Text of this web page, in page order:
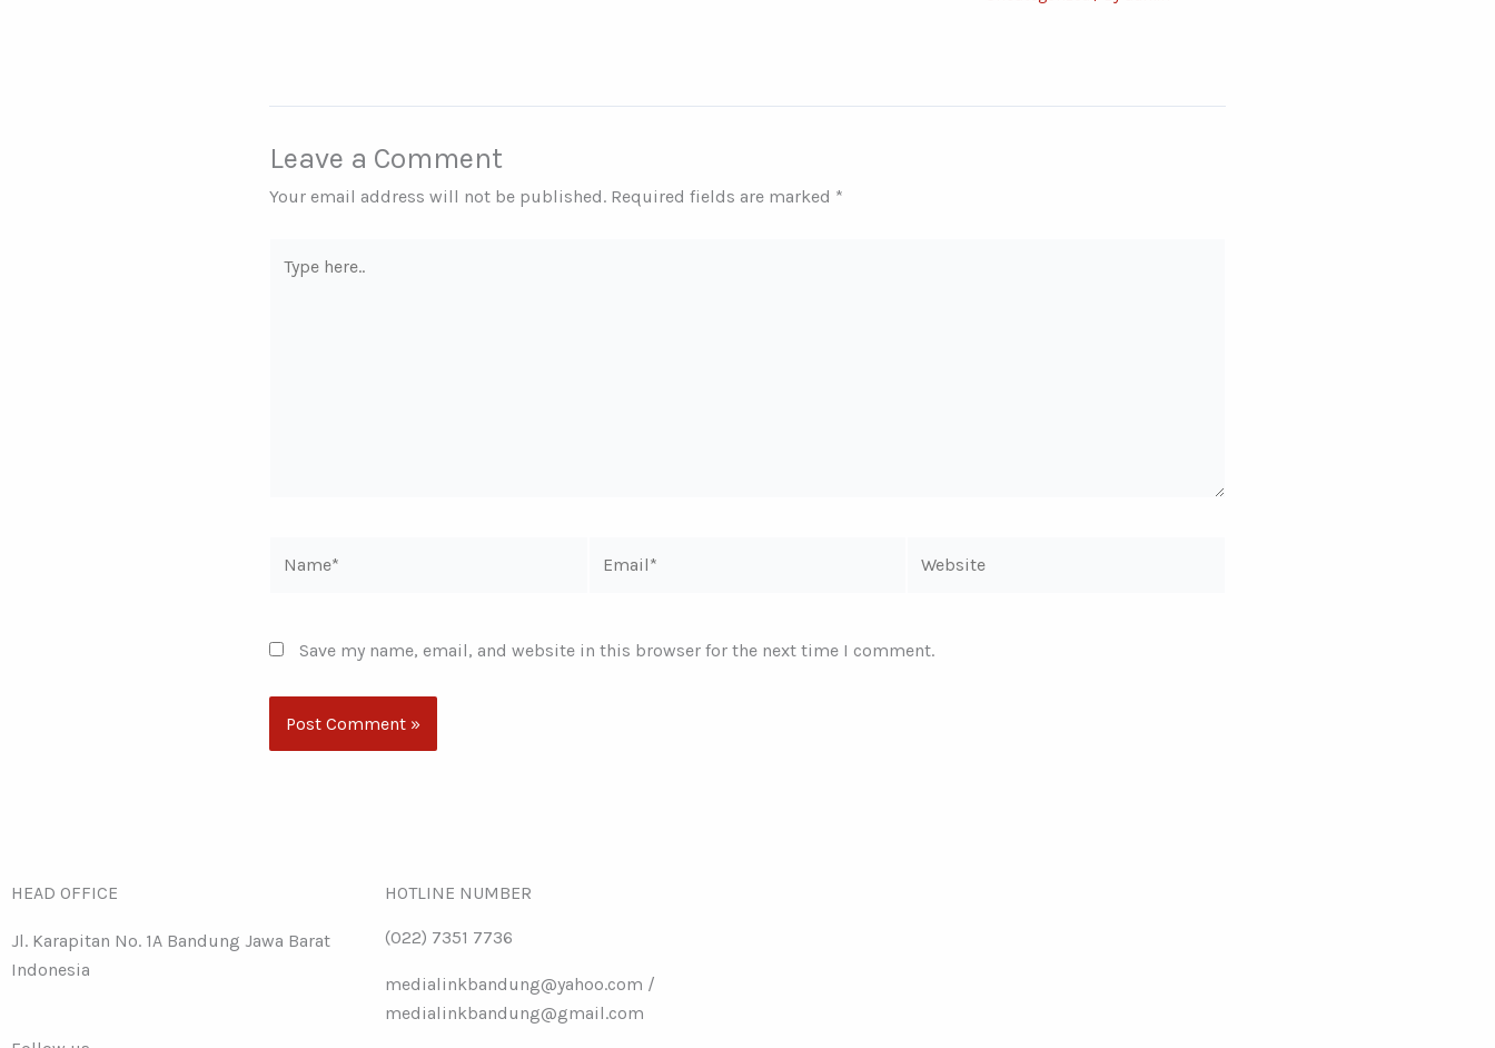
Leave a Comment
Your email address will not be published. Required fields are marked *
here..
Save my name, email, and website in this browser for the next time I comment.
HEAD OFFICE
Jl. Karapitan No. 1A Bandung Jawa Barat
Indonesia
HOTLINE NUMBER
(022) 7351 7736
medialinkbandung@yahoo.com /
medialinkbandung@gmail.com